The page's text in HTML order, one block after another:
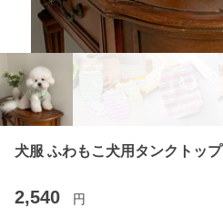
犬服 ふわもこ犬用タンクトップ
2,540 円